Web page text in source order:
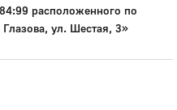
расположенного по
Глазова, ул. Шестая, 3»